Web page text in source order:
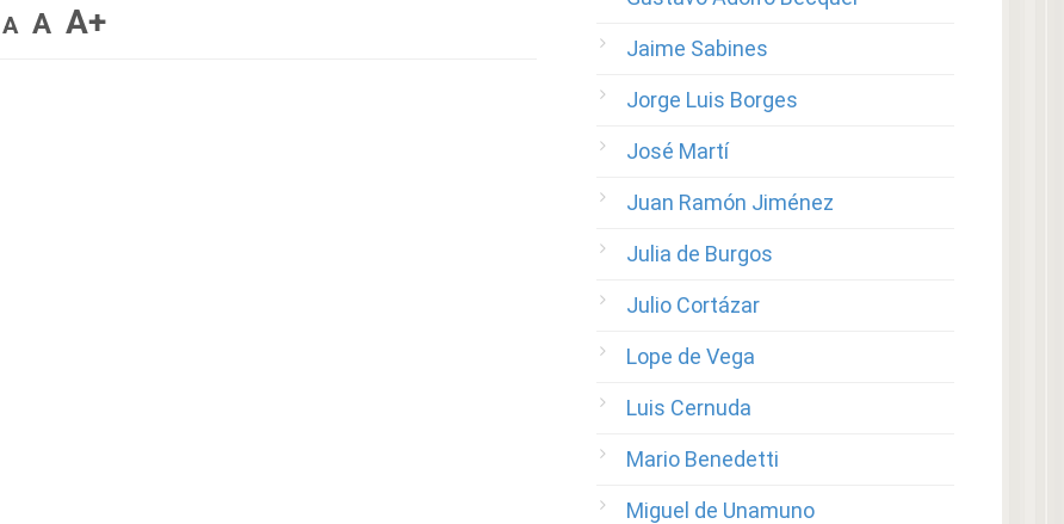
A A A+
Jaime Sabines
Jorge Luis Borges
José Martí
Juan Ramón Jiménez
Julia de Burgos
Julio Cortázar
Lope de Vega
Luis Cernuda
Mario Benedetti
Miguel de Unamuno